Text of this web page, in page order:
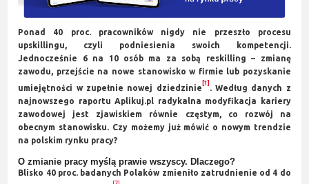
Ponad 40 proc. pracowników nigdy nie przeszło procesu
upskillingu, czyli podniesienia swoich kompetencji.
Jednocześnie 6 na 10 osób ma za sobą reskilling – zmianę
zawodu, przejście na nowe stanowisko w firmie lub pozyskanie
umiejętności w zupełnie nowej dziedzinie
[1]
. Według danych z
najnowszego raportu Aplikuj.pl radykalna modyfikacja kariery
zawodowej jest zjawiskiem równie częstym, co rozwój na
obecnym stanowisku. Czy możemy już mówić o nowym trendzie
na polskim rynku pracy?
O zmianie pracy myślą prawie wszyscy. Dlaczego?
Blisko 40 proc. badanych Polaków zmieniło zatrudnienie od 4 do